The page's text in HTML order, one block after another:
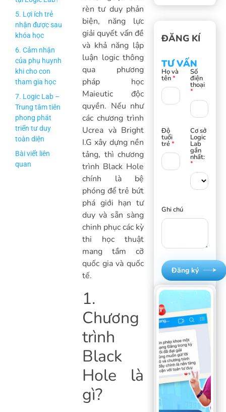
tại Logic Lab?
5. Lợi ích trẻ
nhận được sau
khóa học
6. Cảm nhận
của phụ huynh
khi cho con
tham gia học
7. Logic Lab –
Trung tâm tiên
phong phát
triển tư duy
toàn diện
Bài viết liên
quan
rèn tư duy phản
biện, năng lực
giải quyết vấn đề
và khả năng lập
luận logic thông
qua phương
pháp học
Maieutic độc
quyền. Nếu như
các chương trình
Ucrea và Bright
I.G xây dựng nền
tảng, thì chương
trình Black Hole
chính là bệ
phóng để trẻ bứt
phá giới hạn tư
duy và sẵn sàng
chinh phục các kỳ
thi học thuật
mang tầm cỡ
quốc gia và quốc
tế.
1.
Chương
trình
Black
Hole là
gì?
ĐĂNG KÍ
TƯ VẤN
Họ và
tên*
Số
điện
thoại
*
Độ
tuổi
trẻ*
Cơ sở
Logic
Lab
gần
nhất:
*
Ghi chú
Đăng ký